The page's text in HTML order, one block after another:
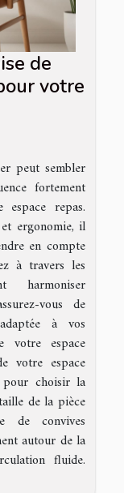
de
votre
peut sembler
fortement
repas.
ergonomie, il
en compte
à travers les
harmoniser
vous de
à vos
votre espace
votre espace
choisir la
de la pièce
de convives
autour de la
fluide.